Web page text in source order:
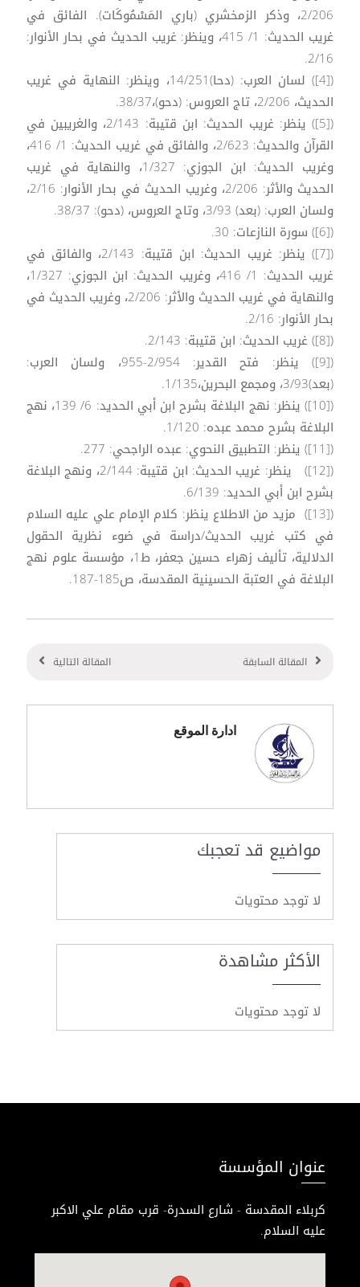
2/206، وذكر الزمخشري (باري المَسْمُوكَات). الفائق في
غريب الحديث: 1/ 415، وينظر: غريب الحديث في بحار الأنوار:
2/16.
([4]) لسان العرب: (دحا)14/251، وينظر: النهاية في غريب
الحديث، 2/206، تاج العروس: (دحو)،38/37.
([5]) ينظر: غريب الحديث: ابن قتيبة: 2/143، والغريبين في
القرآن والحديث: 2/623، والفائق في غريب الحديث: 1/ 416،
وغريب الحديث: ابن الجوزي: 1/327، والنهاية في غريب
الحديث والأثر: 2/206، وغريب الحديث في بحار الأنوار: 2/16،
ولسان العرب: (بعد) 3/93، وتاج العروس، (دحو): 38/37.
([6]) سورة النازعات: 30.
([7]) ينظر: غريب الحديث: ابن قتيبة: 2/143، والفائق في
غريب الحديث: 1/ 416، وغريب الحديث: ابن الجوزي: 1/327،
والنهاية في غريب الحديث والأثر: 2/206، وغريب الحديث في
بحار الأنوار: 2/16.
([8]) غريب الحديث: ابن قتيبة: 2/143.
([9]) ينظر: فتح القدير: 2/954-955، ولسان العرب:
(بعد)3/93، ومجمع البحرين،1/135.
([10]) ينظر: نهج البلاغة بشرح ابن أبي الحديد: 6/ 139، نهج
البلاغة بشرح محمد عبده: 1/120.
([11]) ينظر: التطبيق النحوي: عبده الراجحي: 277.
([12]) ينظر: غريب الحديث: ابن قتيبة: 2/144، ونهج البلاغة
بشرح ابن أبي الحديد: 6/139.
([13]) مزيد من الاطلاع ينظر: كلام الإمام علي عليه السلام
في كتب غريب الحديث/دراسة في ضوء نظرية الحقول
الدلالية، تأليف زهراء حسين جعفر، ط1، مؤسسة علوم نهج
البلاغة في العتبة الحسينية المقدسة، ص185-187.
المقالة السابقة المقالة التالية
ادارة الموقع
مواضيع قد تعجبك
لا توجد محتويات
الأكثر مشاهدة
لا توجد محتويات
عنوان المؤسسة
كربلاء المقدسة - شارع السدرة- قرب مقام علي الاكبر
عليه السلام.